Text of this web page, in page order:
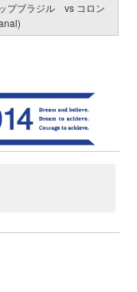
プブラジル vs コロン